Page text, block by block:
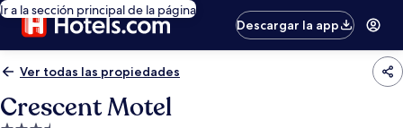
Ir a la sección principal de la página
Descargar la app
Ver todas las propiedades
Crescent Motel